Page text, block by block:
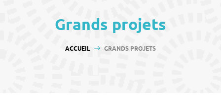
Grands projets
VOUS ÊTES ICI :
ACCUEIL GRANDS PROJETS